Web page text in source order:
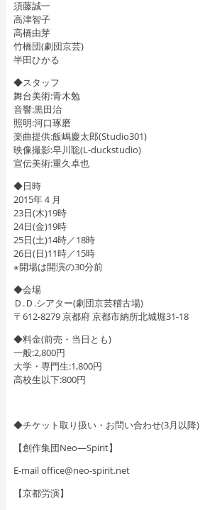
須藤誠一
高津智子
高橋由芽
竹橋団(劇団京芸)
半田ひかる
◆スタッフ
舞台美術:青木勉
音響:黒田治
照明:河口琢磨
楽曲提供:飯嶋慶太郎(Studio301)
映像撮影:早川聡(L-duckstudio)
宣伝美術:重久卓也
◆日時
2015年４月
23日(木)19時
24日(金)19時
25日(土)14時／18時
26日(日)11時／15時
※開場は開演の30分前
◆会場
Ｄ.Ｄ.シアター(劇団京芸稽古場)
〒612-8279 京都府 京都市納所北城堀31-18
◆料金(前売・当日とも)
一般:2,800円
大学・専門生:1,800円
高校生以下:800円
◆チケット取り扱い・お問い合わせ(3月以降)
【創作集団Neo―Spirit】
E-mail office@neo-spirit.net
【京都労演】